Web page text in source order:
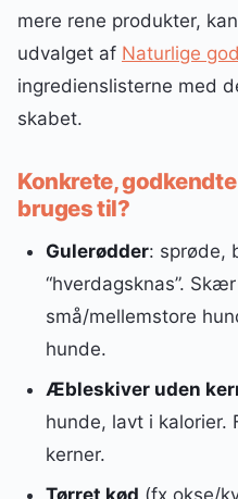
mere rene produkter,
udvalget af Naturlige
ingredienslisterne med
skabet.
Konkrete,
bruges til?
Gulerødder: sprøde,
“hverdagsknas”.
små/mellemstore
hunde.
Æbleskiver uden
hunde, lavt i kalorier.
kerner.
Tørret kød (fx okse/